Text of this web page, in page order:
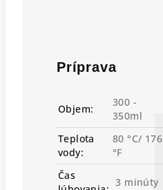
Príprava
Objem:
300 -
350ml
Teplota
vody:
80 °C/ 176
°F
Čas
3 minúty